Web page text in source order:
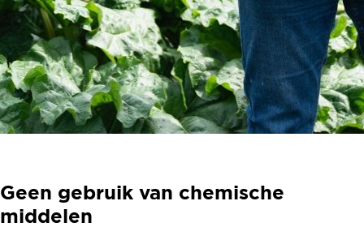
Geen gebruik van chemische
middelen